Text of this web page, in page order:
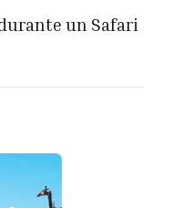
un Safari